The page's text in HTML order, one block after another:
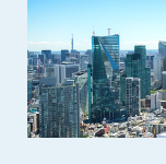
(2) 本規約に違反
(3) 会員申し込みの
(4) 会員申込者が
理を行わなか
(5) その他管理者
2. 管理者は承認後